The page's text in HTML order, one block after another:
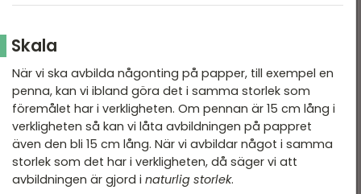
Skala
När vi ska avbilda någonting på papper, till exempel en
penna, kan vi ibland göra det i samma storlek som
föremålet har i verkligheten. Om pennan är 15 cm lång i
verkligheten så kan vi låta avbildningen på pappret
även den bli 15 cm lång. När vi avbildar något i samma
storlek som det har i verkligheten, då säger vi att
avbildningen är gjord i naturlig storlek.